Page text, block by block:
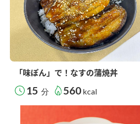
「味ぽん」で！なすの蒲焼丼
15 分 560 kcal